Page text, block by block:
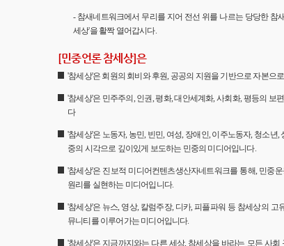
- 참새네트워크에서 무리를 지어 전선 위를 나르는 당당한 참
세상'을 활짝 열어갑시다.
[민중언론 참세상]은
'참세상'은 회원의 회비와 후원, 공공의 지원을 기반으로 자본으
'참세상'은 민주주의, 인권, 평화, 대안세계화, 사회화, 평등의 보
다
'참세상'은 노동자, 농민, 빈민, 여성, 장애인, 이주노동자, 청소
중의 시각으로 깊이있게 보도하는 민중의 미디어입니다.
'참세상'은 진보적 미디어컨텐츠생산자네트워크를 통해, 민중
원리를 실현하는 미디어입니다.
'참세상'은 뉴스, 영상, 칼럼주장, 디카, 피플파워 등 참세상의
뮤니티를 이루어가는 미디어입니다.
'참세상'은 지금까지와는 다른 세상, 참세상을 바라는 모든 사